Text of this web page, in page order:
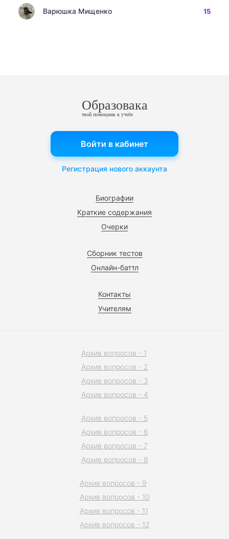
Варюшка Мищенко 15
Образовака
твой помощник в учебе
Биографии
Краткие содержания
Очерки
Сборник тестов
Онлайн-баттл
Контакты
Учителям
Войти в кабинет
Регистрация нового аккаунта
Архив вопросов - 1
Архив вопросов - 2
Архив вопросов - 3
Архив вопросов - 4
Архив вопросов - 5
Архив вопросов - 6
Архив вопросов - 7
Архив вопросов - 8
Архив вопросов - 9
Архив вопросов - 10
Архив вопросов - 11
Архив вопросов - 12